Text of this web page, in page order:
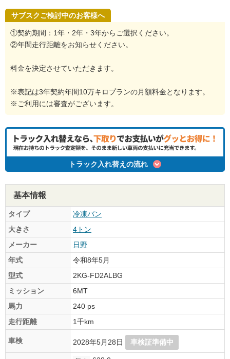
サブスクご検討中のお客様へ
①契約期間：1年・2年・3年からご選択ください。
②年間走行距離をお知らせください。
料金を決定させていただきます。
※表記は3年契約年間10万キロプランの月額料金となります。
※ご利用には審査がございます。
トラック入れ替えの流れ
基本情報
タイプ
冷凍バン
大きさ
4トン
メーカー
日野
年式
令和8年5月
型式
2KG-FD2ALBG
ミッション
6MT
馬力
240 ps
走行距離
1千km
車検 2028年5月28日 車検証準備中